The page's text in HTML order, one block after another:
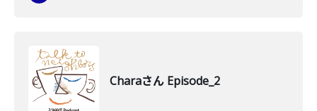
Charaさん Episode_2